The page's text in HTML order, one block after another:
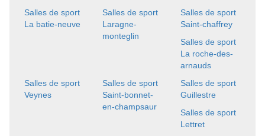
Salles de sport
La batie-neuve
Salles de sport
Laragne-
monteglin
Salles de sport
Saint-chaffrey
Salles de sport
La roche-des-
arnauds
Salles de sport
Veynes
Salles de sport
Saint-bonnet-
en-champsaur
Salles de sport
Guillestre
Salles de sport
Lettret